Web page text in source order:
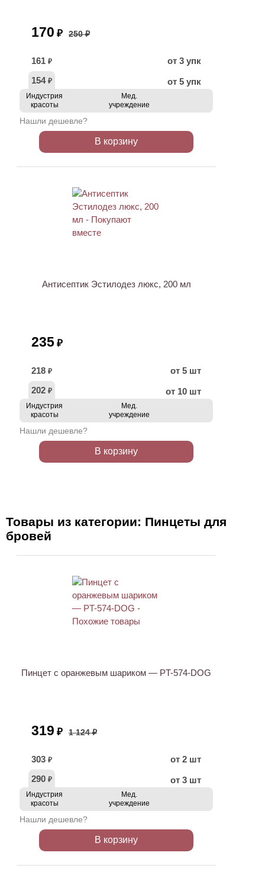
170 ₽ 250 ₽
161 ₽
от 3 упк
154 ₽ от 5 упк
Индустрия
красоты
Мед.
учреждение
Нашли дешевле?
В корзину
Антисептик Эстилодез люкс, 200 мл
235 ₽
218 ₽
от 5 шт
202 ₽ от 10 шт
Индустрия
красоты
Мед.
учреждение
Нашли дешевле?
В корзину
Товары из категории: Пинцеты для
бровей
Пинцет с оранжевым шариком — PT-574-DOG
319 ₽ 1 124 ₽
303 ₽
от 2 шт
290 ₽ от 3 шт
Индустрия
красоты
Мед.
учреждение
Нашли дешевле?
В корзину